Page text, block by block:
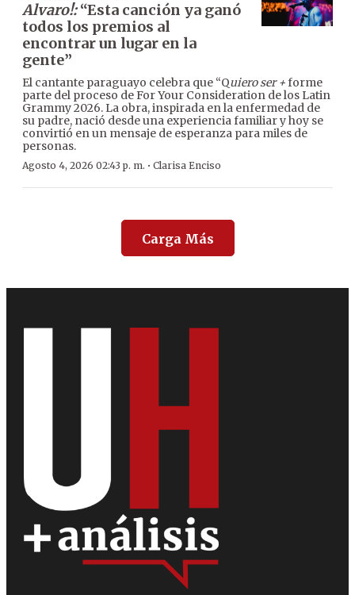
Alvaro!:“Esta canción ya ganó
todos los premios al
encontrar un lugar en la
gente”
El cantante paraguayo celebra que “Quiero ser +forme
parte del proceso de For Your Consideration de los Latin
Grammy 2026. La obra, inspirada en la enfermedad de
su padre, nació desde una experiencia familiar y hoy se
convirtió en un mensaje de esperanza para miles de
personas.
Agosto 4, 2026 02:43 p. m. · Clarisa Enciso
Carga Más